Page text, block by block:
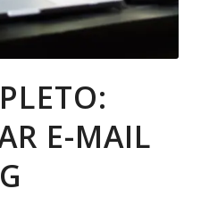
E-MAIL